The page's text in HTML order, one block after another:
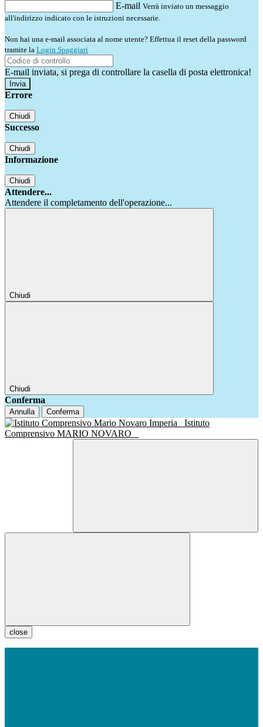
E-mail Verrà inviato un messaggio
all'indirizzo indicato con le istruzioni necessarie.
Non hai una e-mail associata al nome utente? Effettua il reset della password
tramite la Login Spaggiari
E-mail inviata, si prega di controllare la casella di posta elettronica!
Errore
Chiudi
Successo
Chiudi
Informazione
Chiudi
Attendere...
Attendere il completamento dell'operazione...
Chiudi
Chiudi
Conferma
Annulla Conferma
Istituto
Comprensivo MARIO NOVARO
close